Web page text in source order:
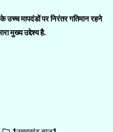
उच्च मापदंडों पर निरंतर गतिमान रहने
मुख्य उद्देश्य है.